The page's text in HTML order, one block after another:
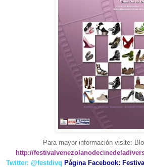
Para mayor información visite:
http://
Twitter: @festdivq Página Facebook: